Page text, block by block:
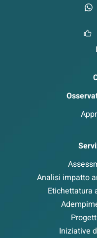
Analisi impatto
Etichettatura
Iniziative